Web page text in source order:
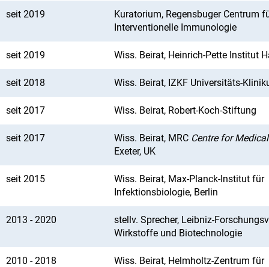
seit 2019
Kuratorium, Regensbuger Centrum
Interventionelle Immunologie
seit 2019 Wiss. Beirat, Heinrich-Pette Institut
seit 2018 Wiss. Beirat, IZKF Universitäts-
seit 2017 Wiss. Beirat, Robert-Koch-Stiftung
seit 2017 Wiss. Beirat, MRC Centre for
Exeter, UK
seit 2015
Wiss. Beirat, Max-Planck-Institut für
Infektionsbiologie, Berlin
2013 - 2020
stellv. Sprecher, Leibniz-
Wirkstoffe und Biotechnologie
2010 - 2018
Wiss. Beirat, Helmholtz-Zentrum für